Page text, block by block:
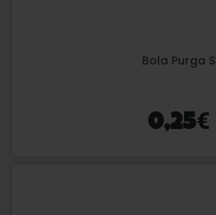
Bola Purga S
0,25€